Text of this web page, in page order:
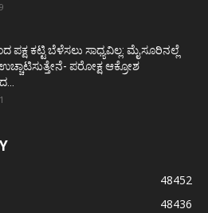
ಪಕ್ಷ ಕಟ್ಟಿ ಬೆಳೆಸಲು ಸಾಧ್ಯವಿಲ್ಲ: ಮೈಸೂರಿನಲ್ಲೆ
ಪರೋಕ್ಷ ಆಕ್ರೋಶ
48452
48436